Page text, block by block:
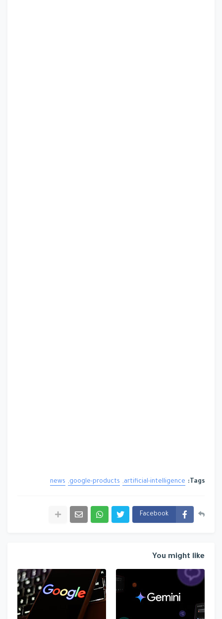
Tags:
artificial-intelligence
google-products
news
Facebook
You might like